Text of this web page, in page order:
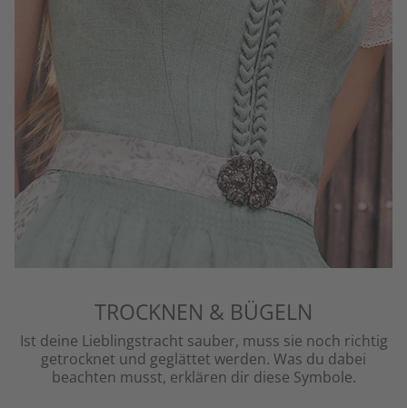
TROCKNEN & BÜGELN
Ist deine Lieblingstracht sauber, muss sie noch richtig
getrocknet und geglättet werden. Was du dabei
beachten musst, erklären dir diese Symbole.